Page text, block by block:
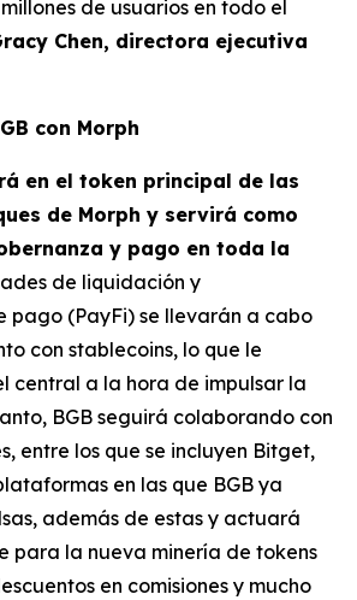
de usuarios en todo el
Chen, directora ejecutiva
con Morph
en el token principal de las
de Morph y servirá como
y pago en toda la
de liquidación y
pago (PayFi) se llevarán a cabo
con stablecoins, lo que le
central a la hora de impulsar la
BGB seguirá colaborando con
entre los que se incluyen Bitget,
en las que BGB ya
además de estas y actuará
para la nueva minería de tokens
en comisiones y mucho